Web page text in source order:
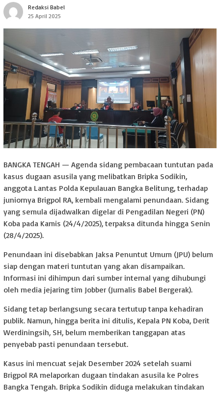
Redaksi Babel
25 April 2025
BANGKA TENGAH — Agenda sidang pembacaan tuntutan pada
kasus dugaan asusila yang melibatkan Bripka Sodikin,
anggota Lantas Polda Kepulauan Bangka Belitung, terhadap
juniornya Brigpol RA, kembali mengalami penundaan. Sidang
yang semula dijadwalkan digelar di Pengadilan Negeri (PN)
Koba pada Kamis (24/4/2025), terpaksa ditunda hingga Senin
(28/4/2025).
Penundaan ini disebabkan Jaksa Penuntut Umum (JPU) belum
siap dengan materi tuntutan yang akan disampaikan.
Informasi ini dihimpun dari sumber internal yang dihubungi
oleh media jejaring tim Jobber (Jurnalis Babel Bergerak).
Sidang tetap berlangsung secara tertutup tanpa kehadiran
publik. Namun, hingga berita ini ditulis, Kepala PN Koba, Derit
Werdiningsih, SH, belum memberikan tanggapan atas
penyebab pasti penundaan tersebut.
Kasus ini mencuat sejak Desember 2024 setelah suami
Brigpol RA melaporkan dugaan tindakan asusila ke Polres
Bangka Tengah. Bripka Sodikin diduga melakukan tindakan